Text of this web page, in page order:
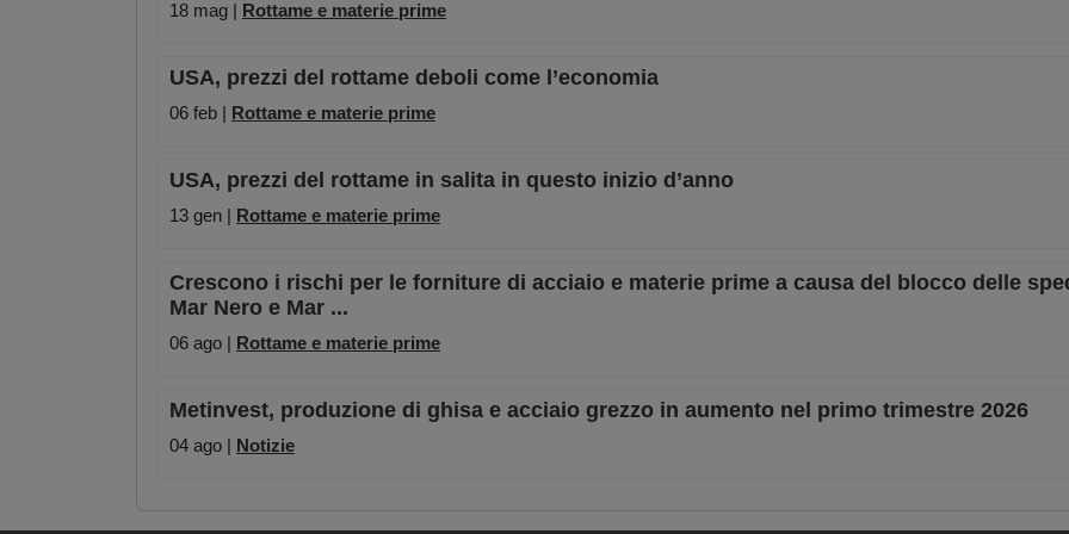
18 mag | Rottame e materie prime
USA, prezzi del rottame deboli come l’economia
06 feb | Rottame e materie prime
USA, prezzi del rottame in salita in questo inizio d’anno
13 gen | Rottame e materie prime
Crescono i rischi per le forniture di acciaio e materie prime a causa del blocco delle
Mar Nero e Mar ...
06 ago | Rottame e materie prime
Metinvest, produzione di ghisa e acciaio grezzo in aumento nel primo trimestre 2026
04 ago | Notizie